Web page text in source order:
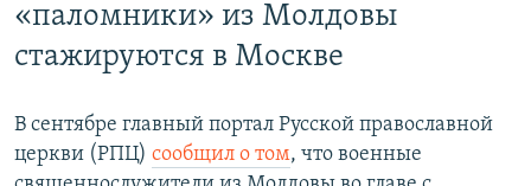
«паломники» из Молдовы
стажируются в Москве
В сентябре главный портал Русской православной
церкви (РПЦ) сообщил о том, что военные